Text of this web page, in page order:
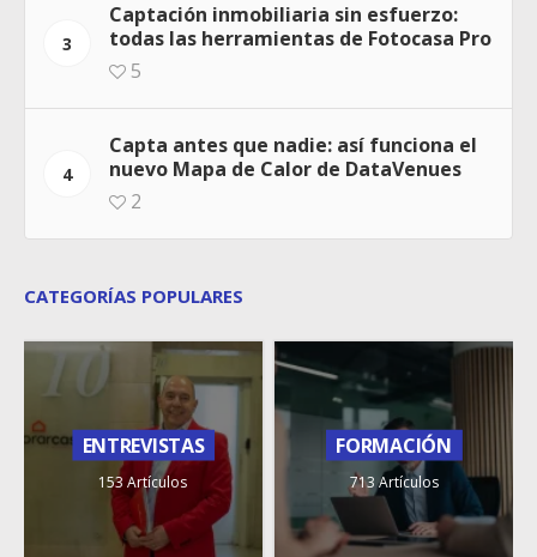
3
Captación inmobiliaria sin esfuerzo:
todas las herramientas de Fotocasa Pro
5
4
Capta antes que nadie: así funciona el
nuevo Mapa de Calor de DataVenues
2
CATEGORÍAS POPULARES
ENTREVISTAS
153 Artículos
FORMACIÓN
713 Artículos